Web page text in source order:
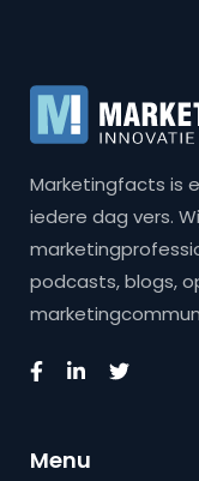
Marketingfacts is
iedere dag vers.
podcasts, blogs,
Menu